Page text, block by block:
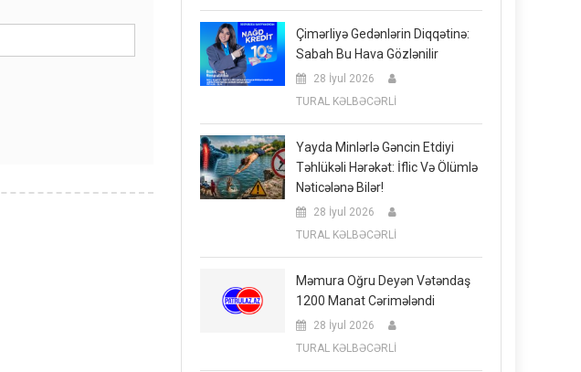
Çimərliyə Gedənlərin Diqqətinə:
Sabah Bu Hava Gözlənilir
28 İyul 2026
TURAL KƏLBƏCƏRLİ
Yayda Minlərlə Gəncin Etdiyi
Təhlükəli Hərəkət: İflic Və Ölümlə
Nəticələnə Bilər!
28 İyul 2026
TURAL KƏLBƏCƏRLİ
Məmura Oğru Deyən Vətəndaş
1200 Manat Cərimələndi
28 İyul 2026
TURAL KƏLBƏCƏRLİ